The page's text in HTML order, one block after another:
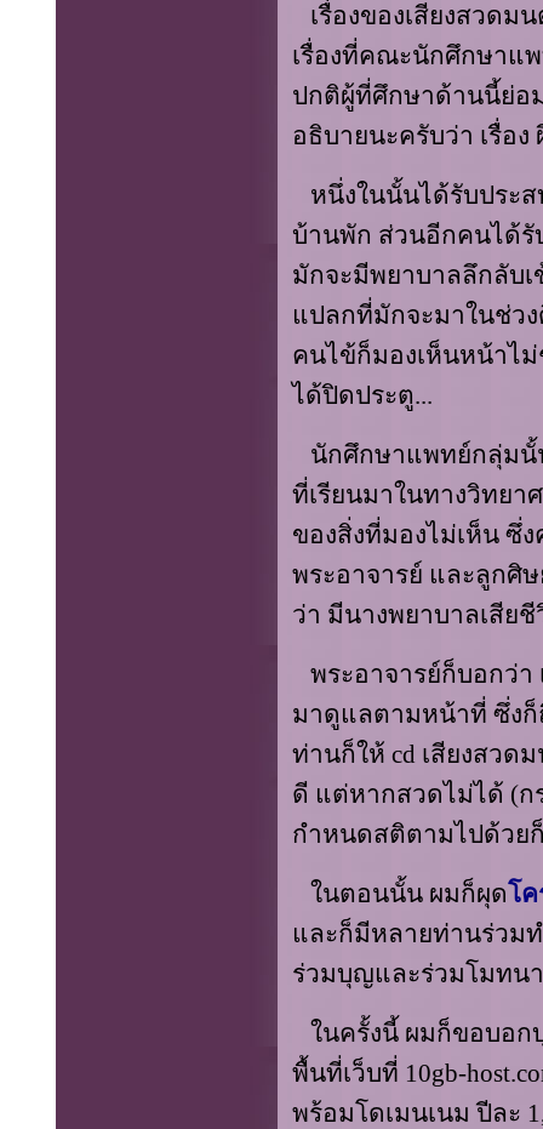
เรื่องของเสียงสวดม
เรื่องที่คณะนักศึกษาแ
ปกติผู้ที่ศึกษาด้านนี้ย่อม
อธิบายนะครับว่า เรื่อง
หนึ่งในนั้นได้รับประ
บ้านพัก ส่วนอีกคนได้รั
มักจะมีพยาบาลลึกลับ
แปลกที่มักจะมาในช่ว
คนไข้ก็มองเห็นหน้าไม่
ได้ปิดประตู...
นักศึกษาแพทย์กลุ่มนั้
ที่เรียนมาในทางวิทยา
ของสิ่งที่มองไม่เห็น ซึ่
พระอาจารย์ และลูกศิ
ว่า มีนางพยาบาลเสีย
พระอาจารย์ก็บอกว่า
มาดูแลตามหน้าที่ ซึ่งก็
ท่านก็ให้ cd เสียงสวด
ดี แต่หากสวดไม่ได้ (
กำหนดสติตามไปด้วย
ในตอนนั้น ผมก็ผุดโค
และก็มีหลายท่านร่ว
ร่วมบุญและร่วมโมทน
ในครั้งนี้ ผมก็ขอบอก
พื้นที่เว็บที่ 10gb-
พร้อมโดเมนเนม ปีละ